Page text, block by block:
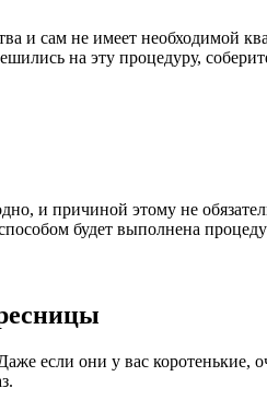
и сам не имеет необходимой
на эту процедуру,
и причиной этому не
будет выполнена
если они у вас коротенькие,